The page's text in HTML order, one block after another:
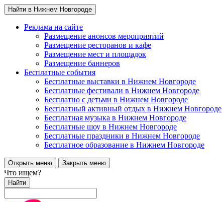
Найти в Нижнем Новгороде
Реклама на сайте
Размещение анонсов мероприятий
Размещение ресторанов и кафе
Размещение мест и площадок
Размещение баннеров
Бесплатные события
Бесплатные выставки в Нижнем Новгороде
Бесплатные фестивали в Нижнем Новгороде
Бесплатно с детьми в Нижнем Новгороде
Бесплатный активный отдых в Нижнем Новгороде
Бесплатная музыка в Нижнем Новгороде
Бесплатные шоу в Нижнем Новгороде
Бесплатные праздники в Нижнем Новгороде
Бесплатное образование в Нижнем Новгороде
Открыть меню Закрыть меню
Что ищем?
Найти